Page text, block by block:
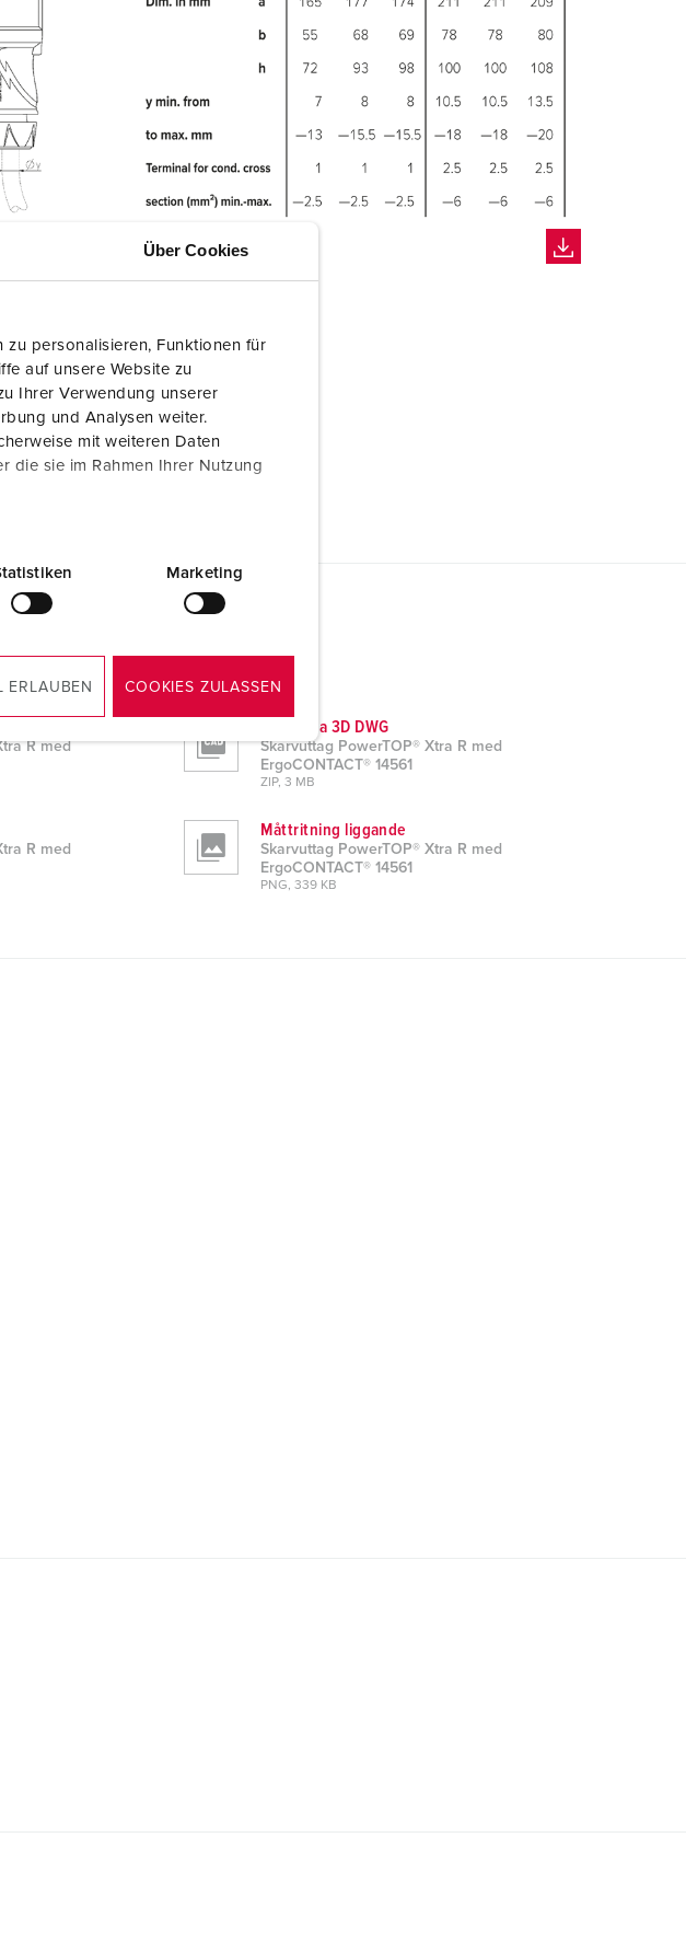
Über Cookies
zu personalisieren, Funktionen für
auf unsere Website zu
Ihrer Verwendung unserer
und Analysen weiter.
mit weiteren Daten
die sie im Rahmen Ihrer Nutzung
Marketing
ERLAUBEN COOKIES ZULASSEN
R med
CAD data 3D DWG
Skarvuttag PowerTOP® Xtra R med
ErgoCONTACT® 14561
ZIP, 3 MB
R med
Måttritning liggande
Skarvuttag PowerTOP® Xtra R med
ErgoCONTACT® 14561
PNG, 339 KB